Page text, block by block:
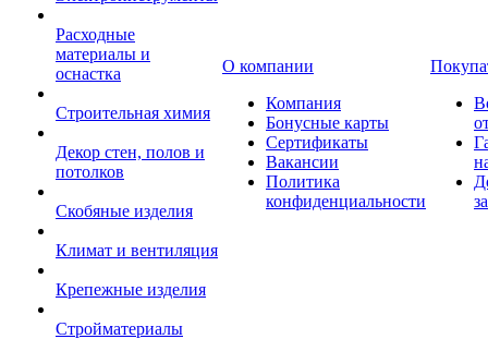
Расходные
материалы и
оснастка
Строительная химия
Декор стен, полов и
потолков
Скобяные изделия
Климат и вентиляция
Крепежные изделия
Стройматериалы
О компании
Компания
Бонусные карты
Сертификаты
Вакансии
Политика
конфиденциальности